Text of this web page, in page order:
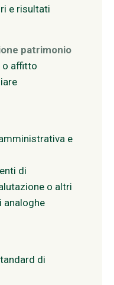
e risultati
patrimonio
o affitto
e
di
o altri
analoghe
di